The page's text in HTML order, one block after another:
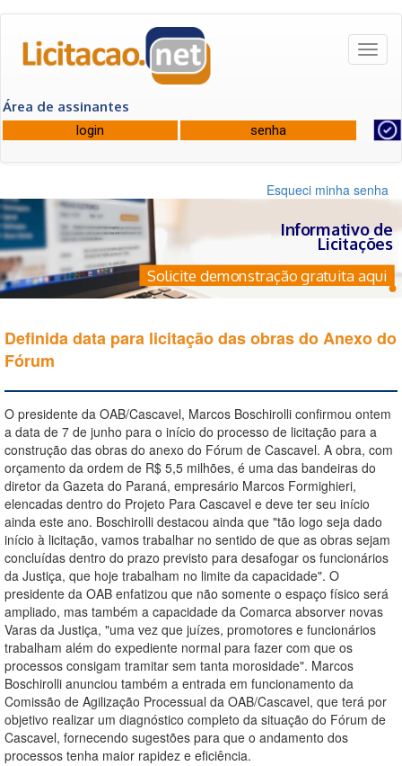
Área de assinantes
Esqueci minha senha
Informativo de
Licitações
Solicite demonstração gratuita aqui
Definida data para licitação das obras do Anexo do
Fórum
O presidente da OAB/Cascavel, Marcos Boschirolli confirmou ontem
a data de 7 de junho para o início do processo de licitação para a
construção das obras do anexo do Fórum de Cascavel. A obra, com
orçamento da ordem de R$ 5,5 milhões, é uma das bandeiras do
diretor da Gazeta do Paraná, empresário Marcos Formighieri,
elencadas dentro do Projeto Para Cascavel e deve ter seu início
ainda este ano. Boschirolli destacou ainda que "tão logo seja dado
início à licitação, vamos trabalhar no sentido de que as obras sejam
concluídas dentro do prazo previsto para desafogar os funcionários
da Justiça, que hoje trabalham no limite da capacidade". O
presidente da OAB enfatizou que não somente o espaço físico será
ampliado, mas também a capacidade da Comarca absorver novas
Varas da Justiça, "uma vez que juízes, promotores e funcionários
trabalham além do expediente normal para fazer com que os
processos consigam tramitar sem tanta morosidade". Marcos
Boschirolli anunciou também a entrada em funcionamento da
Comissão de Agilização Processual da OAB/Cascavel, que terá por
objetivo realizar um diagnóstico completo da situação do Fórum de
Cascavel, fornecendo sugestões para que o andamento dos
processos tenha maior rapidez e eficiência.